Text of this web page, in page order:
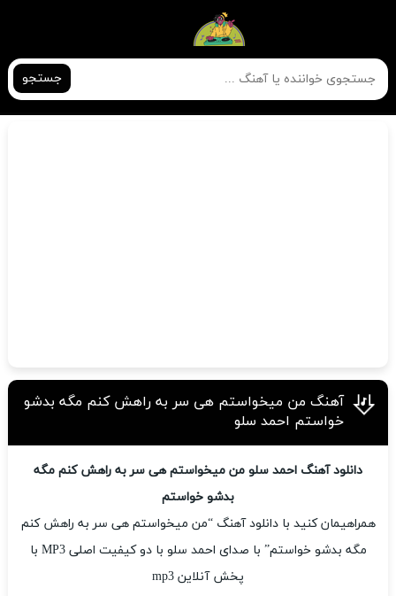
جستجو
آهنگ من میخواستم هی سر به راهش کنم مگه بدشو
خواستم احمد سلو
دانلود آهنگ احمد سلو من میخواستم هی سر به راهش کنم مگه
بدشو خواستم
همراهیمان کنید با دانلود آهنگ “من میخواستم هی سر به راهش کنم
مگه بدشو خواستم” با صدای احمد سلو با دو کیفیت اصلی MP3 با
پخش آنلاین mp3